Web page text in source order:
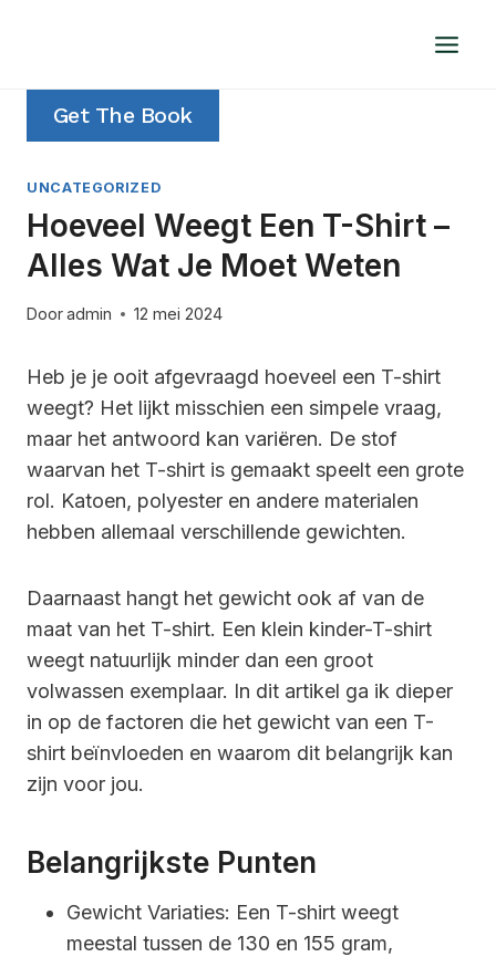
Get The Book
UNCATEGORIZED
Hoeveel Weegt Een T-Shirt –
Alles Wat Je Moet Weten
Dooradmin 12 mei 2024
Heb je je ooit afgevraagd hoeveel een T-shirt
weegt? Het lijkt misschien een simpele vraag,
maar het antwoord kan variëren. De stof
waarvan het T-shirt is gemaakt speelt een grote
rol. Katoen, polyester en andere materialen
hebben allemaal verschillende gewichten.
Daarnaast hangt het gewicht ook af van de
maat van het T-shirt. Een klein kinder-T-shirt
weegt natuurlijk minder dan een groot
volwassen exemplaar. In dit artikel ga ik dieper
in op de factoren die het gewicht van een T-
shirt beïnvloeden en waarom dit belangrijk kan
zijn voor jou.
Belangrijkste Punten
Gewicht Variaties: Een T-shirt weegt
meestal tussen de 130 en 155 gram,